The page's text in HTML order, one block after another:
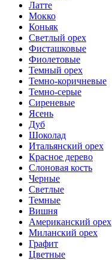
Латте
Мокко
Коньяк
Светлый орех
Фисташковые
Фиолетовые
Темный орех
Темно-коричневые
Темно-серые
Сиреневые
Ясень
Дуб
Шоколад
Итальянский орех
Красное дерево
Слоновая кость
Черные
Светлые
Темные
Вишня
Американский орех
Миланский орех
Графит
Цветные